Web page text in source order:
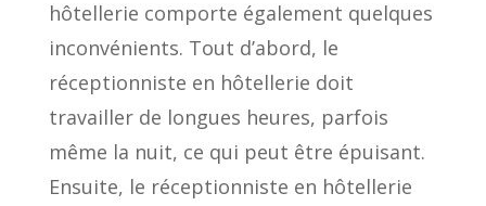
hôtellerie comporte également quelques
inconvénients. Tout d’abord, le
réceptionniste en hôtellerie doit
travailler de longues heures, parfois
même la nuit, ce qui peut être épuisant.
Ensuite, le réceptionniste en hôtellerie